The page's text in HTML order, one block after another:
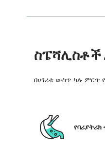
ስፔሻሊስቶች
በሀገሪቱ ውስጥ ካሉ
የባሪያትሪክ